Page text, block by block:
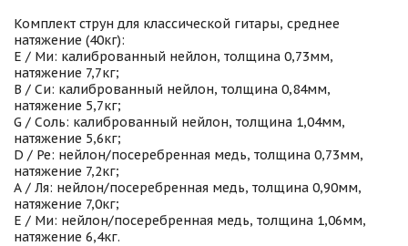
Комплект струн для классической гитары, среднее
натяжение (40кг):
Е / Ми: калиброванный нейлон, толщина 0,73мм,
натяжение 7,7кг;
B / Си: калиброванный нейлон, толщина 0,84мм,
натяжение 5,7кг;
G / Соль: калиброванный нейлон, толщина 1,04мм,
натяжение 5,6кг;
D / Ре: нейлон/посеребренная медь, толщина 0,73мм,
натяжение 7,2кг;
А / Ля: нейлон/посеребренная медь, толщина 0,90мм,
натяжение 7,0кг;
Е / Ми: нейлон/посеребренная медь, толщина 1,06мм,
натяжение 6,4кг.